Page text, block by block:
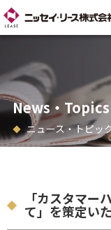
News・Topics
ニュース・トピッ
「カスタマー
て」を策定い